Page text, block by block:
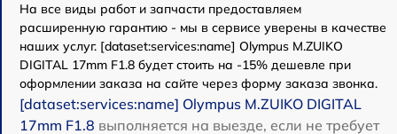
На все виды работ и запчасти предоставляем
расширенную гарантию - мы в сервисе уверены в качестве
наших услуг. [dataset:services:name] Olympus M.ZUIKO
DIGITAL 17mm F1.8 будет стоить на -15% дешевле при
оформлении заказа на сайте через форму заказа звонка.
[dataset:services:name] Olympus M.ZUIKO DIGITAL
17mm F1.8 выполняется на выезде, если не требует